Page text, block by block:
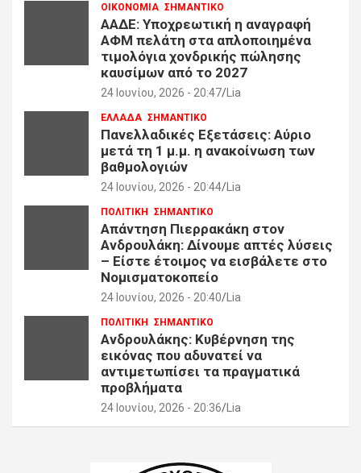
ΟΙΚΟΝΟΜΙΑ ΣΗΜΑΝΤΙΚΟ
ΑΑΔΕ: Υποχρεωτική η αναγραφή
ΑΦΜ πελάτη στα απλοποιημένα
τιμολόγια χονδρικής πώλησης
καυσίμων από το 2027
24 Ιουνίου, 2026 - 20:47 Lia
ΕΛΛΑΔΑ ΣΗΜΑΝΤΙΚΟ
Πανελλαδικές Εξετάσεις: Αύριο
μετά τη 1 μ.μ. η ανακοίνωση των
βαθμολογιών
24 Ιουνίου, 2026 - 20:44 Lia
ΠΟΛΙΤΙΚΗ ΣΗΜΑΝΤΙΚΟ
Απάντηση Πιερρακάκη στον
Ανδρουλάκη: Δίνουμε απτές λύσεις
– Είστε έτοιμος να εισβάλετε στο
Νομισματοκοπείο
24 Ιουνίου, 2026 - 20:40 Lia
ΠΟΛΙΤΙΚΗ ΣΗΜΑΝΤΙΚΟ
Ανδρουλάκης: Κυβέρνηση της
εικόνας που αδυνατεί να
αντιμετωπίσει τα πραγματικά
προβλήματα
24 Ιουνίου, 2026 - 20:36 Lia